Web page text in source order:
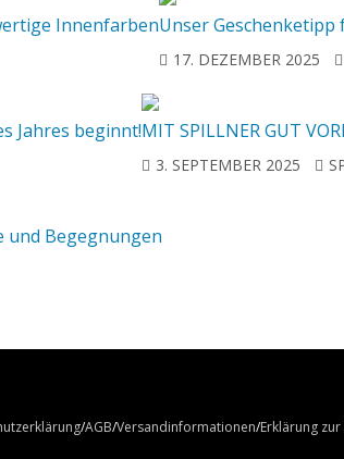
InnenfarbenUnser Geschenketipp
17. DEZEMBER 2025
Jahres beginnt!MIT SPILLNER GUT
3. SEPTEMBER 2025
und Begegnungen
AGB Versandinformationen Erklärung